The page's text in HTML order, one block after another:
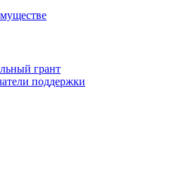
грант
поддержки